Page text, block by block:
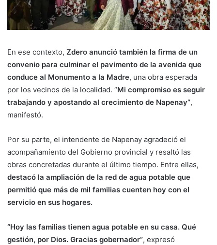
En ese contexto, Zdero anunció también la firma de un
convenio para culminar el pavimento de la avenida que
conduce al Monumento a la Madre, una obra esperada
por los vecinos de la localidad. “Mi compromiso es seguir
trabajando y apostando al crecimiento de Napenay”,
manifestó.
Por su parte, el intendente de Napenay agradeció el
acompañamiento del Gobierno provincial y resaltó las
obras concretadas durante el último tiempo. Entre ellas,
destacó la ampliación de la red de agua potable que
permitió que más de mil familias cuenten hoy con el
servicio en sus hogares.
“Hoy las familias tienen agua potable en su casa. Qué
gestión, por Dios. Gracias gobernador”, expresó